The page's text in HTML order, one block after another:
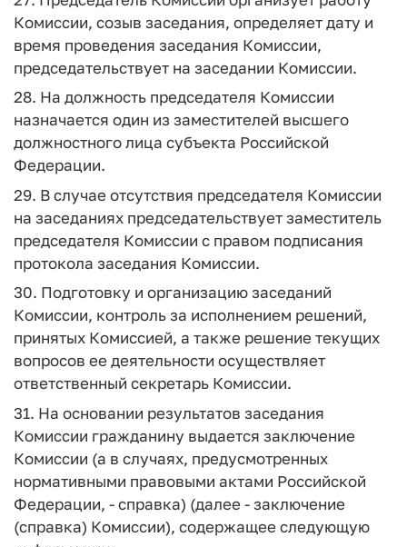
Комиссии, созыв заседания, определяет дату и
время проведения заседания Комиссии,
председательствует на заседании Комиссии.
28. На должность председателя Комиссии
назначается один из заместителей высшего
должностного лица субъекта Российской
Федерации.
29. В случае отсутствия председателя Комиссии
на заседаниях председательствует заместитель
председателя Комиссии с правом подписания
протокола заседания Комиссии.
30. Подготовку и организацию заседаний
Комиссии, контроль за исполнением решений,
принятых Комиссией, а также решение текущих
вопросов ее деятельности осуществляет
ответственный секретарь Комиссии.
31. На основании результатов заседания
Комиссии гражданину выдается заключение
Комиссии (а в случаях, предусмотренных
нормативными правовыми актами Российской
Федерации, - справка) (далее - заключение
(справка) Комиссии), содержащее следующую